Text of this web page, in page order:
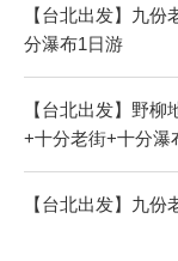
【台北出发】九
分瀑布1日游
【台北出发】野
+十分老街+十分瀑
【台北出发】九